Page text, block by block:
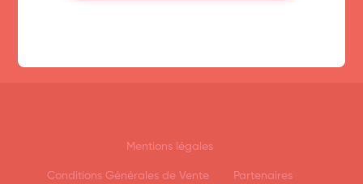
Mentions légales
Conditions Générales de Vente Partenaires